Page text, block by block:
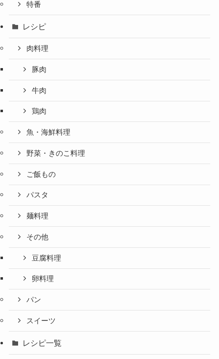
特番
レシピ
肉料理
豚肉
牛肉
鶏肉
魚・海鮮料理
野菜・きのこ料理
ご飯もの
パスタ
麺料理
その他
豆腐料理
卵料理
パン
スイーツ
レシピ一覧